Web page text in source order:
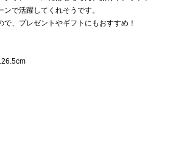
で活躍してくれそうです。
で、プレゼントやギフトにもおすすめ！